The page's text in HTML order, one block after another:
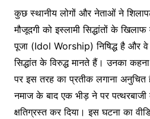
कुछ स्थानीय लोगों और नेताओं ने
मौजूदगी को इस्लामी सिद्धांतों के खिलाफ
पूजा (Idol Worship) निषिद्ध है और
सिद्धांत के विरुद्ध मानते हैं। उनका
पर इस तरह का प्रतीक लगाना
नमाज के बाद एक भीड़ ने पर
क्षतिग्रस्त कर दिया। इस घटना का